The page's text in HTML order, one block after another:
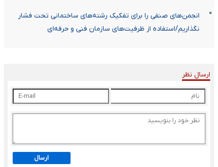
انجمن‌های صنفی را برای تفکیک رشته‌های ساختمانی تحت فشار
نگذاریم/استفاده از ظرفیت‌های سازمان فنی و حرفه‌ای
ارسال نظر
ارسال